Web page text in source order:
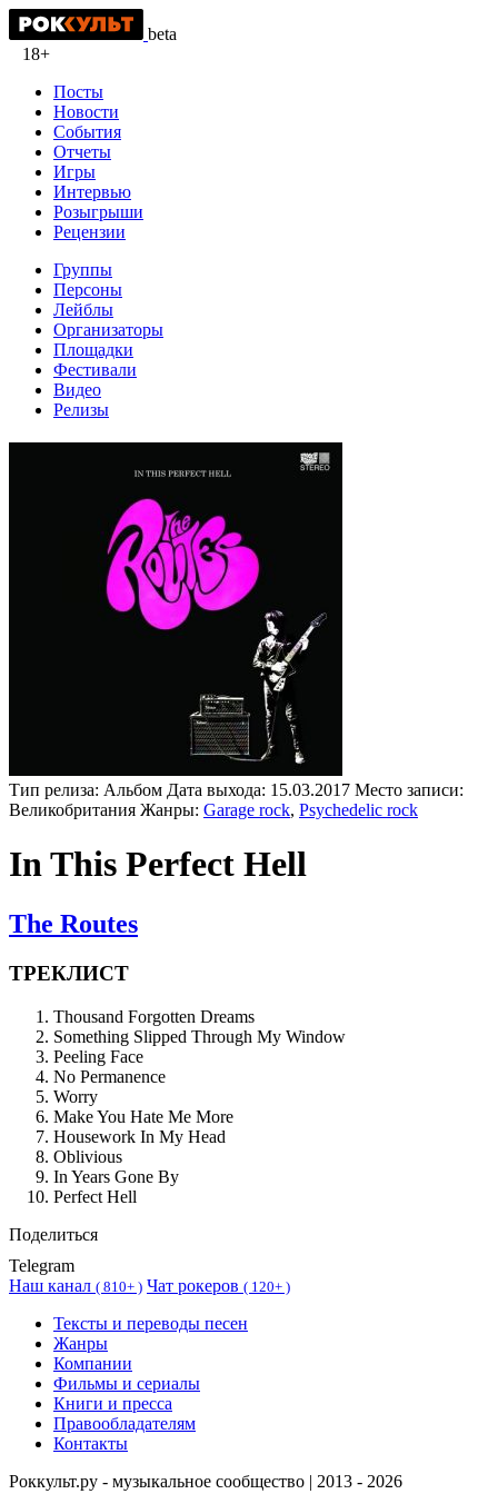
beta
18+
Посты
Новости
События
Отчеты
Игры
Интервью
Розыгрыши
Рецензии
Группы
Персоны
Лейблы
Организаторы
Площадки
Фестивали
Видео
Релизы
Тип релиза: Альбом Дата выхода: 15.03.2017 Место записи:
Великобритания Жанры: Garage rock, Psychedelic rock
In This Perfect Hell
The Routes
ТРЕКЛИСТ
Thousand Forgotten Dreams
Something Slipped Through My Window
Peeling Face
No Permanence
Worry
Make You Hate Me More
Housework In My Head
Oblivious
In Years Gone By
Perfect Hell
Поделиться
Telegram
Наш канал ( 810+ ) Чат рокеров ( 120+ )
Тексты и переводы песен
Жанры
Компании
Фильмы и сериалы
Книги и пресса
Правообладателям
Контакты
Роккульт.ру - музыкальное сообщество | 2013 - 2026